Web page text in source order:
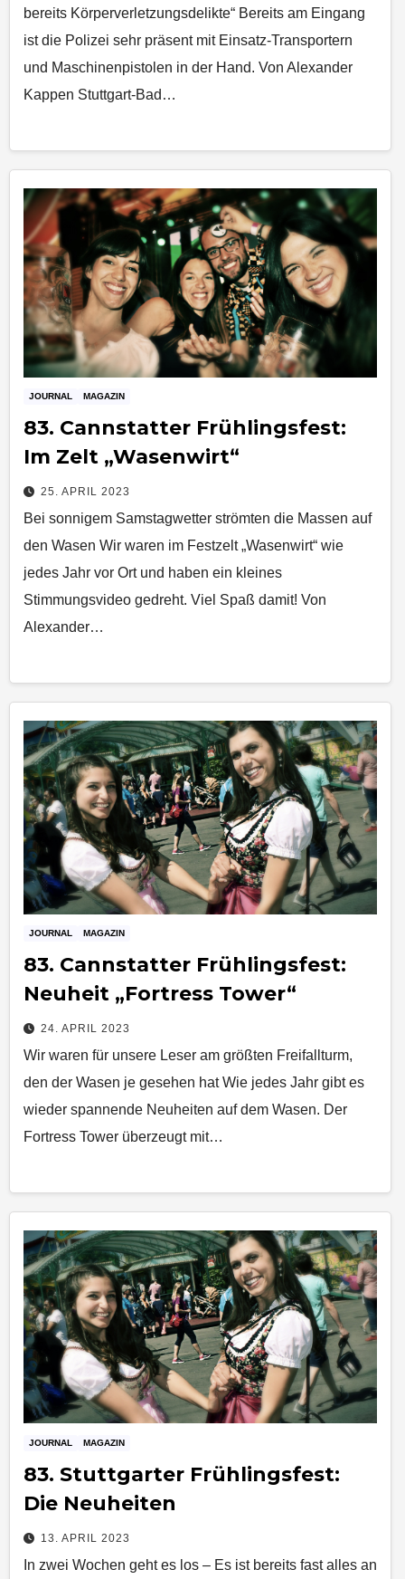
bereits Körperverletzungsdelikte“ Bereits am Eingang
ist die Polizei sehr präsent mit Einsatz-Transportern
und Maschinenpistolen in der Hand. Von Alexander
Kappen Stuttgart-Bad…
JOURNAL MAGAZIN
83. Cannstatter Frühlingsfest:
Im Zelt „Wasenwirt“
25. APRIL 2023
Bei sonnigem Samstagwetter strömten die Massen auf
den Wasen Wir waren im Festzelt „Wasenwirt“ wie
jedes Jahr vor Ort und haben ein kleines
Stimmungsvideo gedreht. Viel Spaß damit! Von
Alexander…
JOURNAL MAGAZIN
83. Cannstatter Frühlingsfest:
Neuheit „Fortress Tower“
24. APRIL 2023
Wir waren für unsere Leser am größten Freifallturm,
den der Wasen je gesehen hat Wie jedes Jahr gibt es
wieder spannende Neuheiten auf dem Wasen. Der
Fortress Tower überzeugt mit…
JOURNAL MAGAZIN
83. Stuttgarter Frühlingsfest:
Die Neuheiten
13. APRIL 2023
In zwei Wochen geht es los – Es ist bereits fast alles an